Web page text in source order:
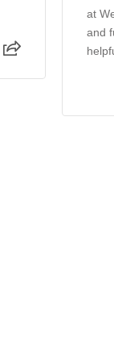
at
and